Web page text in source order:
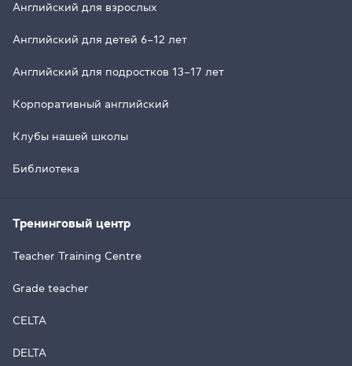
Английский для взрослых
Английский для детей 6–12 лет
Английский для подростков 13–17 лет
Корпоративный английский
Клубы нашей школы
Библиотека
Тренинговый центр
Teacher Training Centre
Grade teacher
CELTA
DELTA